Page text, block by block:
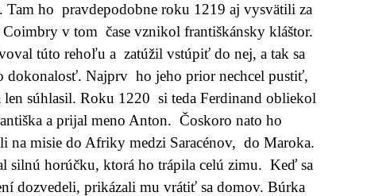
Tam ho pravdepodobne roku 1219 aj vysvätili za
Coimbry v tom čase vznikol františkánsky kláštor.
túto rehoľu a zatúžil vstúpiť do nej, a tak sa
dokonalosť. Najprv ho jeho prior nechcel pustiť,
len súhlasil. Roku 1220 si teda Ferdinand obliekol
a prijal meno Anton. Čoskoro nato ho
na misie do Afriky medzi Saracénov, do Maroka.
silnú horúčku, ktorá ho trápila celú zimu. Keď sa
dozvedeli, prikázali mu vrátiť sa domov. Búrka